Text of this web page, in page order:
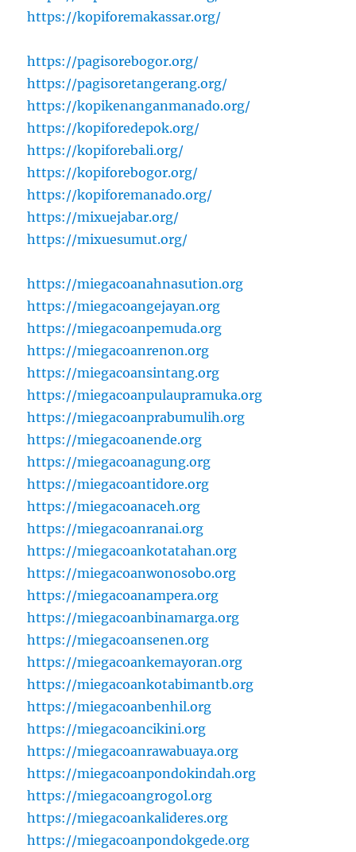
https://kopiforemakassar.org/
https://pagisorebogor.org/
https://pagisoretangerang.org/
https://kopikenanganmanado.org/
https://kopiforedepok.org/
https://kopiforebali.org/
https://kopiforebogor.org/
https://kopiforemanado.org/
https://mixuejabar.org/
https://mixuesumut.org/
https://miegacoanahnasution.org
https://miegacoangejayan.org
https://miegacoanpemuda.org
https://miegacoanrenon.org
https://miegacoansintang.org
https://miegacoanpulaupramuka.org
https://miegacoanprabumulih.org
https://miegacoanende.org
https://miegacoanagung.org
https://miegacoantidore.org
https://miegacoanaceh.org
https://miegacoanranai.org
https://miegacoankotatahan.org
https://miegacoanwonosobo.org
https://miegacoanampera.org
https://miegacoanbinamarga.org
https://miegacoansenen.org
https://miegacoankemayoran.org
https://miegacoankotabimantb.org
https://miegacoanbenhil.org
https://miegacoancikini.org
https://miegacoanrawabuaya.org
https://miegacoanpondokindah.org
https://miegacoangrogol.org
https://miegacoankalideres.org
https://miegacoanpondokgede.org